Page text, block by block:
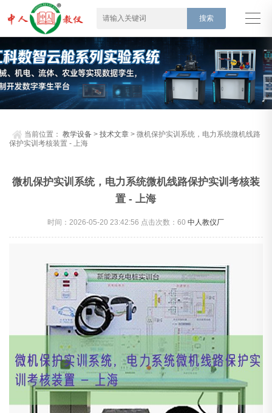
当前位置：教学设备 >技术文章 > 微机保护实训系统，电力系统微机线路
保护实训考核装置 - 上海
微机保护实训系统，电力系统微机线路保护实训考核装
置 - 上海
时间：2026-05-20 23:42:56 点击次数：60中人教仪厂